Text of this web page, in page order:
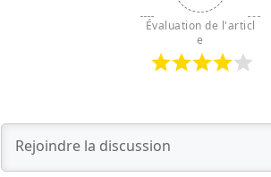
Évaluation de l'articl
e